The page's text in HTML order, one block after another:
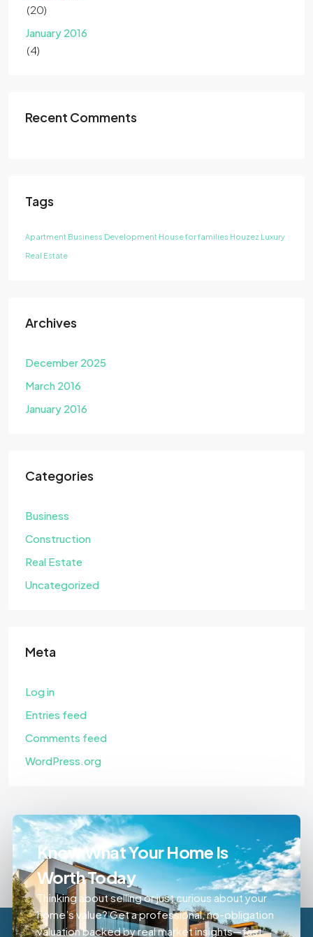
(20)
January 2016
(4)
Recent Comments
Tags
Apartment Business Development House for families Houzez Luxury
Real Estate
Archives
December 2025
March 2016
January 2016
Categories
Business
Construction
Real Estate
Uncategorized
Meta
Log in
Entries feed
Comments feed
WordPress.org
Know What Your Home Is
Worth Today
Thinking about selling or just curious about your
home’s value? Get a professional, no-obligation
valuation backed by real market insights—fast,